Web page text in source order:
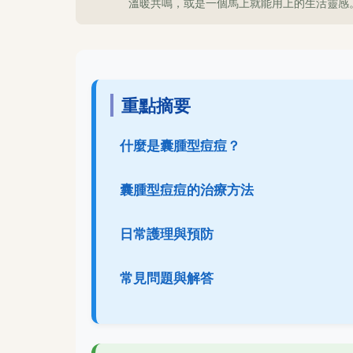
重點摘要
什麼是囊腫型痘痘？
囊腫型痘痘的治療方法
日常護理與預防
常見問題與解答